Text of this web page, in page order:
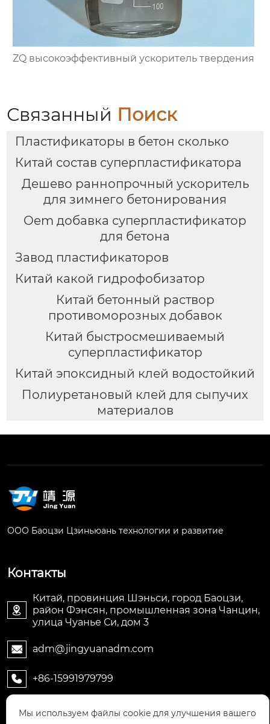
ZQ высокоэффективный ускоритель твердения
Связанный Поиск
Пластификаторы в бетон сколько
Китай состав суперпластификатора
Дешево раннопрочный ускоритель
для зимнего бетонирования
Oem добавка суперпластификатор
для бетона
Завод пластификаторов
Китай какой гидрофобизатор
Китай бетонный раствор
противоморозных добавок
Китай быстросмешиваемый
суперпластификатор
Китай эпоксидный клей водостойкий
Полиуретановый клей для сыпучих
материалов
ООО Баоцзи Цзиньюань технологии и развитие
Контакты

Китай, провинция Шэньси, город Баоцзи,
район Фэнсян, промышленная зона Чанцин,
улица Чуанье Си, дом 3
 adm@jingyuanadm.com
 +86-15991979799
Мы используем файлы cookie для улучшения вашего